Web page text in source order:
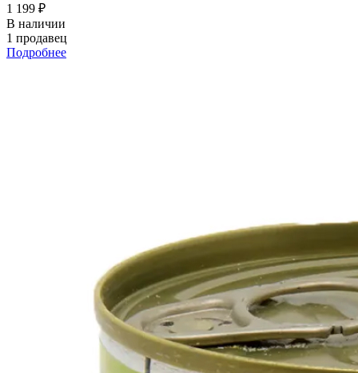
1 199 ₽
В наличии
1 продавец
Подробнее